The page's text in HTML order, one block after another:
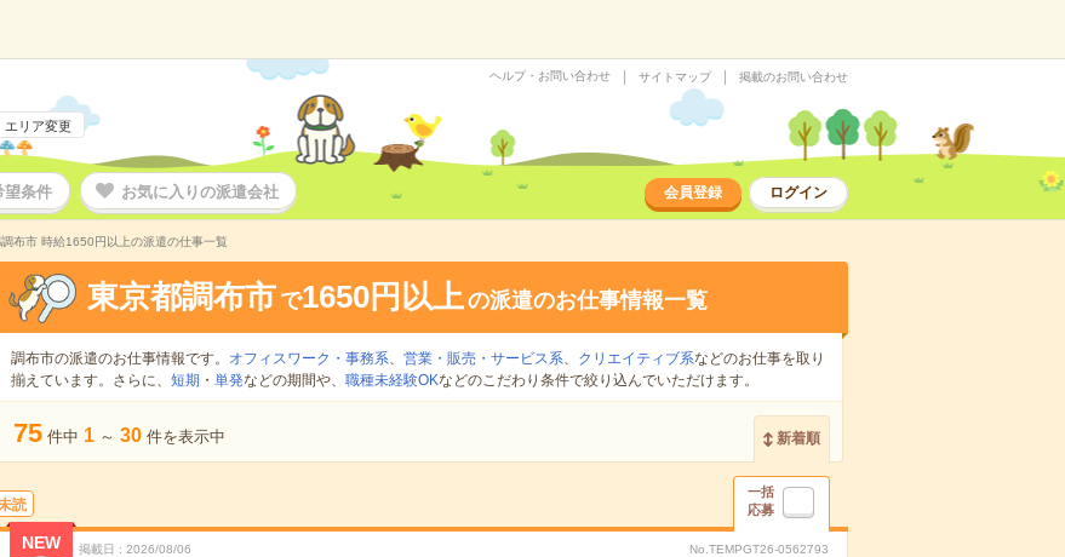
エリア変更
ヘルプ・お問い合わせ サイトマップ 掲載のお問い合わせ
望条件 お気に入りの派遣会社 会員登録 ログイン
布市 時給1650円以上の派遣の仕事一覧
東京都調布市 で1650円以上の派遣のお仕事情報一覧
調布市の派遣のお仕事情報です。 オフィスワーク・事務系、 営業・販売・サービス系、 クリエイティブ系などのお仕事を取り
揃えています。さらに、 短期 ・ 単発などの期間や、 職種未経験OKなどのこだわり条件で絞り込んでいただけます。
75 件中 1 ～ 30 件を表示中 新着順
読
一括
応募
NEW 掲載日 2026/08/06 No.TEMPGT26-0562793